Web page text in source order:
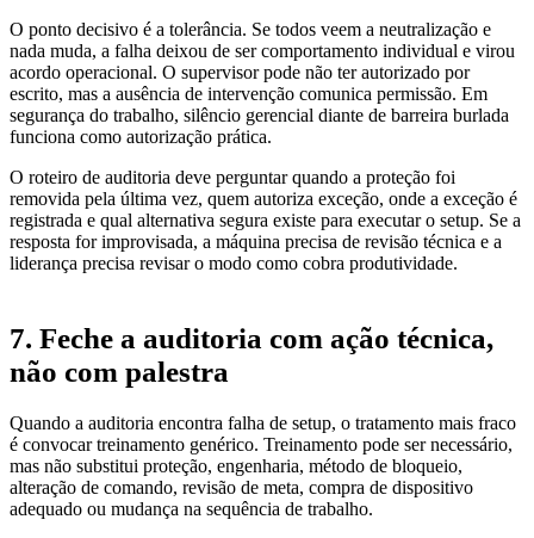
O ponto decisivo é a tolerância. Se todos veem a neutralização e
nada muda, a falha deixou de ser comportamento individual e virou
acordo operacional. O supervisor pode não ter autorizado por
escrito, mas a ausência de intervenção comunica permissão. Em
segurança do trabalho, silêncio gerencial diante de barreira burlada
funciona como autorização prática.
O roteiro de auditoria deve perguntar quando a proteção foi
removida pela última vez, quem autoriza exceção, onde a exceção é
registrada e qual alternativa segura existe para executar o setup. Se a
resposta for improvisada, a máquina precisa de revisão técnica e a
liderança precisa revisar o modo como cobra produtividade.
7. Feche a auditoria com ação técnica,
não com palestra
Quando a auditoria encontra falha de setup, o tratamento mais fraco
é convocar treinamento genérico. Treinamento pode ser necessário,
mas não substitui proteção, engenharia, método de bloqueio,
alteração de comando, revisão de meta, compra de dispositivo
adequado ou mudança na sequência de trabalho.